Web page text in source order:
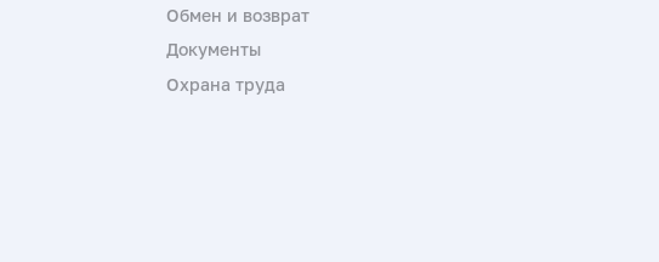
Обмен и возврат
Документы
Охрана труда